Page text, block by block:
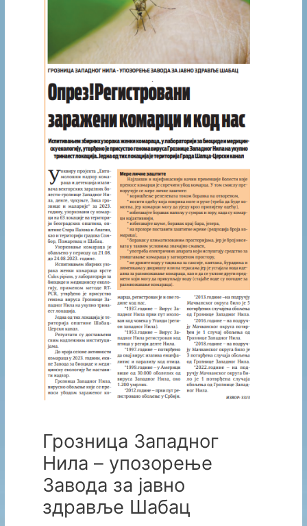
Грозница Западног
Нила – упозорење
Завода за јавно
здравље Шабац